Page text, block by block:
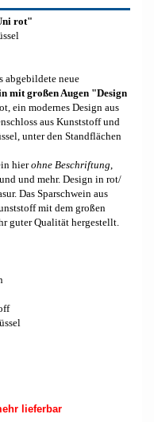
rot"
abgebildete neue
mit großen Augen "Design
ein modernes Design aus
aus Kunststoff und
unter den Standflächen
hierohne Beschriftung,
und mehr. Design in rot/
Das Sparschwein aus
mit dem großen
guter Qualität hergestellt.
lieferbar